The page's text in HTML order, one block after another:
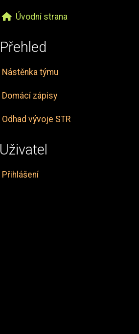
Úvodní strana
Přehled
Nástěnka týmu
Domácí zápisy
Odhad vývoje STR
Uživatel
Přihlášení